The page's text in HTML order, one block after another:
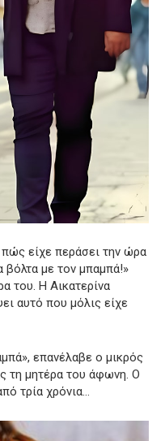
είχε περάσει την ώρα
βόλτα με τον μπαμπά!»
του. Η Αικατερίνα
αυτό που μόλις είχε
επανέλαβε ο μικρός
τη μητέρα του άφωνη. Ο
τρία χρόνια…